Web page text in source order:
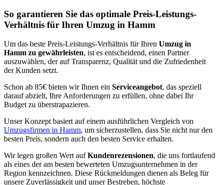
So garantieren Sie das optimale Preis-Leistungs-
Verhältnis für Ihren Umzug in Hamm
Um das beste Preis-Leistungs-Verhältnis für Ihren Umzug in
Hamm zu gewährleisten, ist es entscheidend, einen Partner
auszuwählen, der auf Transparenz, Qualität und die Zufriedenheit
der Kunden setzt.
Schon ab 85€ bieten wir Ihnen ein Serviceangebot, das speziell
darauf abzielt, Ihre Anforderungen zu erfüllen, ohne dabei Ihr
Budget zu überstrapazieren.
Unser Konzept basiert auf einem ausführlichen Vergleich von
Umzugsfirmen in Hamm, um sicherzustellen, dass Sie nicht nur den
besten Preis, sondern auch den besten Service erhalten.
Wir legen großen Wert aufKundenrezensionen, die uns fortlaufend
als eines der am besten bewerteten Umzugsunternehmen in der
Region kennzeichnen. Diese Rückmeldungen dienen als Beleg für
unsere Zuverlässigkeit und unser Bestreben, höchste